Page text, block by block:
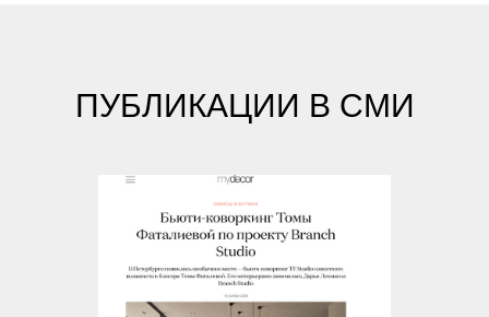
ПУБЛИКАЦИИ В СМИ